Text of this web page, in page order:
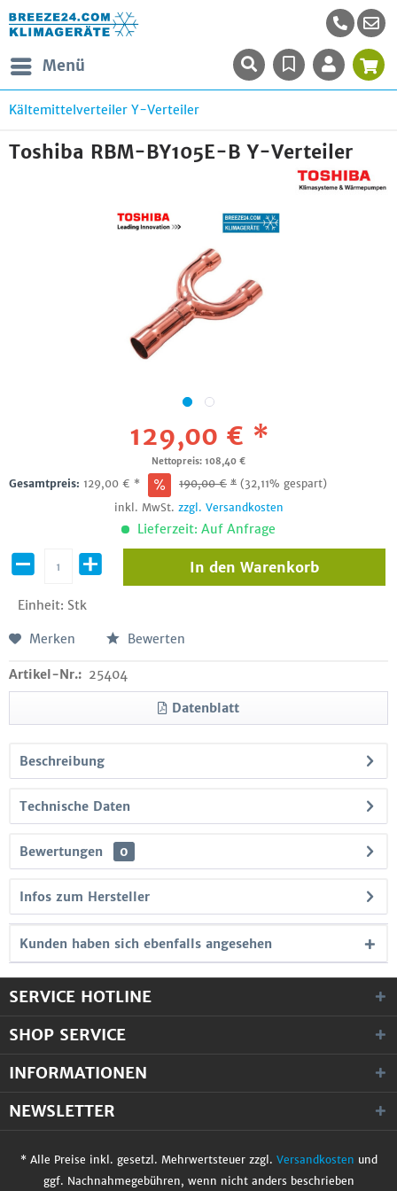
Menü
Kältemittelverteiler Y-Verteiler
Toshiba RBM-BY105E-B Y-Verteiler
129,00 € *
Nettopreis: 108,40 €
Gesamtpreis: 129,00 € * 190,00€ * (32,11% gespart)
inkl. MwSt. zzgl. Versandkosten
Lieferzeit: Auf Anfrage
Einheit: Stk
In den Warenkorb
Merken Bewerten
Artikel-Nr.: 25404
Datenblatt
Beschreibung
Technische Daten
Bewertungen 0
Infos zum Hersteller
Kunden haben sich ebenfalls angesehen
SERVICE HOTLINE
SHOP SERVICE
INFORMATIONEN
NEWSLETTER
* Alle Preise inkl. gesetzl. Mehrwertsteuer zzgl. Versandkosten und
ggf. Nachnahmegebühren, wenn nicht anders beschrieben